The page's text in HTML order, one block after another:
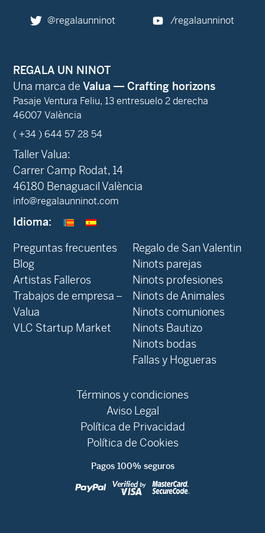
@regalaunninot /regalaunninot
REGALA UN NINOT
Una marca de Valua — Crafting horizons
Pasaje Ventura Feliu, 13 entresuelo 2 derecha
46007 València
( +34 ) 644 57 28 54
Taller Valua:
Carrer Camp Rodat, 14
46180 Benaguacil València
info@regalaunninot.com
Idioma:
Preguntas frecuentes
Blog
Artistas Falleros
Trabajos de empresa –
Valua
VLC Startup Market
Regalo de San Valentin
Ninots parejas
Ninots profesiones
Ninots de Animales
Ninots comuniones
Ninots Bautizo
Ninots bodas
Fallas y Hogueras
Términos y condiciones
Aviso Legal
Política de Privacidad
Política de Cookies
Pagos 100% seguros